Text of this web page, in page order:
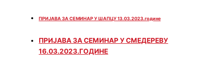
ПРИЈАВА ЗА СЕМИНАР У ШАПЦУ 13.03.2023.године
ПРИЈАВА ЗА СЕМИНАР У СМЕДЕРЕВУ
16.03.2023.ГОДИНЕ